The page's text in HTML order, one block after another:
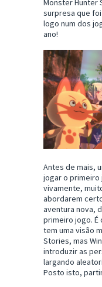
Monster Hunter
surpresa que
logo num dos
ano!
Antes de mais,
jogar o primeiro
vivamente,
abordarem
aventura nova,
primeiro jogo. É
tem uma visão
Stories, mas
introduzir as
largando
Posto isto,